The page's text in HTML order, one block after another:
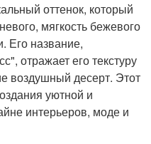
оттенок, который
мягкость бежевого
Его название,
отражает его текстуру
воздушный десерт. Этот
уютной и
интерьеров, моде и